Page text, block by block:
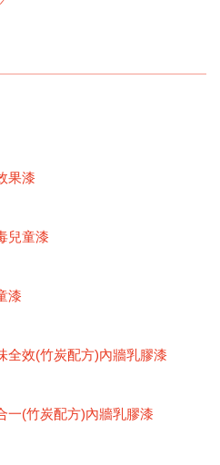
果漆
兒童漆
漆
全效(竹炭配方)內牆乳膠漆
一(竹炭配方)內牆乳膠漆